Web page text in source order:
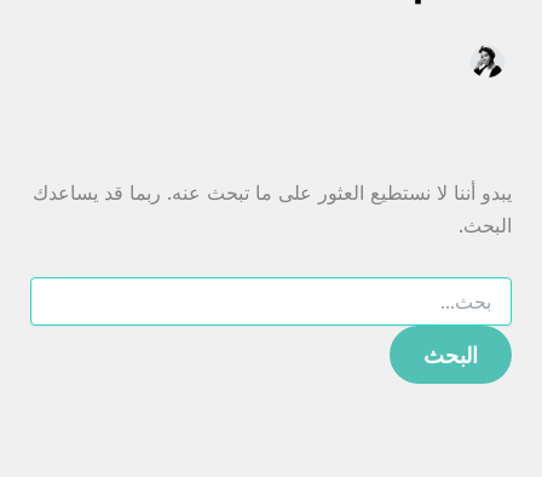
يبدو أننا لا نستطيع العثور على ما تبحث عنه. ربما قد يساعدك
البحث.